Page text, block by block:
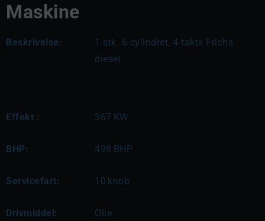
Maskine
Beskrivelse:
1 stk. 6-cylindret, 4-takts Frichs
diesel
Effekt : 367 KW
BHP: 498 BHP
Servicefart: 10 knob
Drivmiddel: Olie